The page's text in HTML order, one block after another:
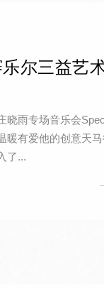
尔三益艺
晓雨专场音乐会
暖有爱他的创意天
了...